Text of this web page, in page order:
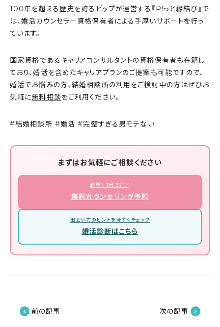
100年を超える歴史を誇るピップが運営する『P!っと縁結び 』で
は、婚活カウンセラー資格保有者による手厚いサポートを行っ
ています。
国家資格であるキャリアコンサルタントの資格保有者も在籍し
ており、婚活を含めたキャリアプランのご提案も可能ですので、
婚活でお悩みの方、結婚相談所の利用をご検討中の方はぜひお
気軽に無料相談をご利用ください。
#結婚相談所 #婚活 #完璧すぎる男モテない
まずはお気軽にご相談ください
簡単！ 1分で完了
無料カウンセリング予約
出会い方のヒントを今すぐチェック
婚活診断はこちら
前の記事 次の記事